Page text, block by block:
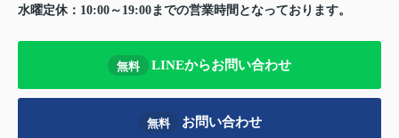
水曜定休：10:00～19:00までの営業時間となっております。
無料 LINEからお問い合わせ
無料 お問い合わせ